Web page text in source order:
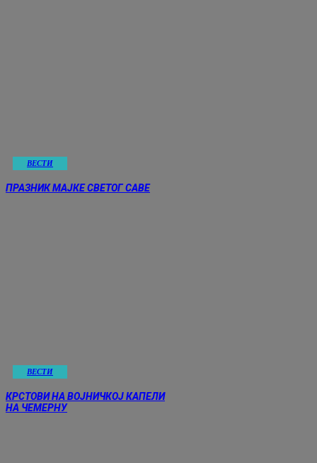
ВЕСТИ
ПРАЗНИК МАЈКЕ СВЕТОГ САВЕ
ВЕСТИ
КРСТОВИ НА ВОЈНИЧКОЈ КАПЕЛИ
НА ЧЕМЕРНУ